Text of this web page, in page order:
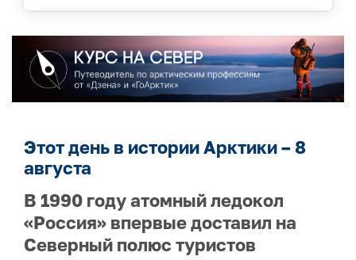
Этот день в истории Арктики – 8
августа
В 1990 году атомный ледокол
«Россия» впервые доставил на
Северный полюс туристов